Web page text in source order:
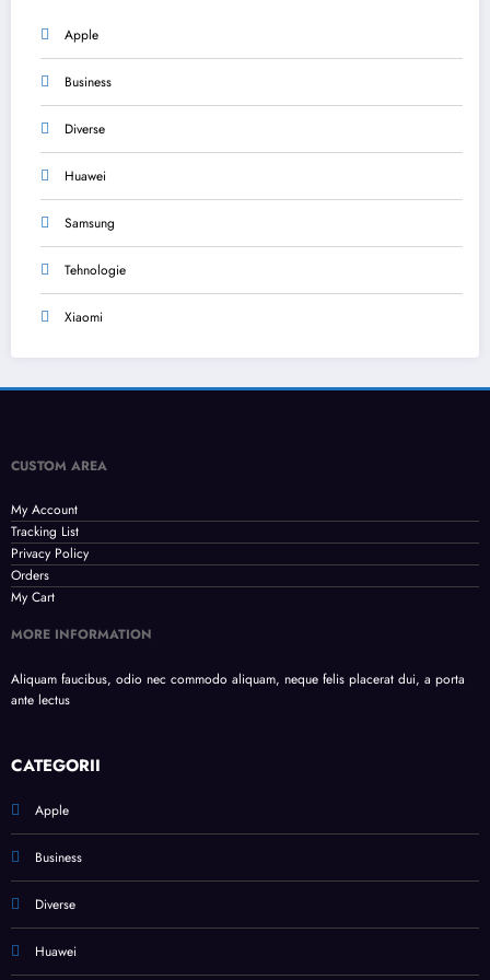
Apple
Business
Diverse
Huawei
Samsung
Tehnologie
Xiaomi
CUSTOM AREA
My Account
Tracking List
Privacy Policy
Orders
My Cart
MORE INFORMATION
Aliquam faucibus, odio nec commodo aliquam, neque felis placerat dui, a porta
ante lectus
CATEGORII
Apple
Business
Diverse
Huawei